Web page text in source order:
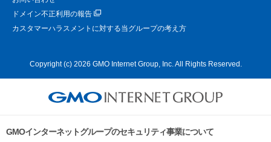
ドメイン不正利用の報告
カスタマーハラスメントに対する当グループの考え方
Copyright (c) 2026 GMO Internet Group, Inc. All Rights Reserved.
GMOインターネットグループのセキュリティ事業について